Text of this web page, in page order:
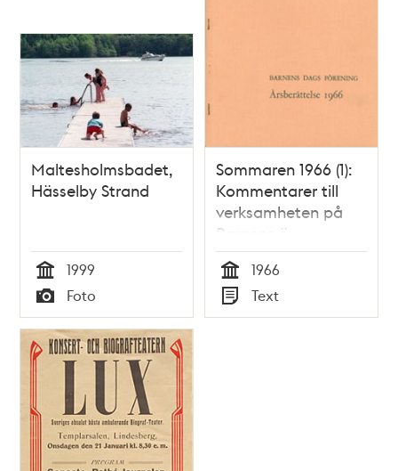
Maltesholmsbadet,
Hässelby Strand
Tid
1999
Typ
Foto
Sommaren 1966 (1):
Kommentarer till
verksamheten på
Barnens ö
Tid
1966
Typ
Text